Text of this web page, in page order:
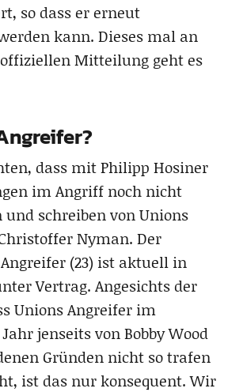
so dass er erneut
kann. Dieses mal an
offiziellen Mitteilung geht es
dass mit Philipp Hosiner
im Angriff noch nicht
schreiben von Unions
Nyman. Der
(23) ist aktuell in
Vertrag. Angesichts der
Unions Angreifer im
jenseits von Bobby Wood
Gründen nicht so trafen
ist das nur konsequent. Wir